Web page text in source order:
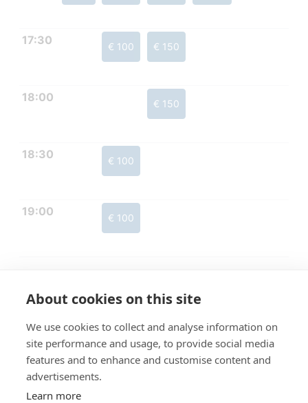
17:30 € 100 € 150
18:00 € 150
18:30 € 100
19:00 € 100
About cookies on this site
We use cookies to collect and analyse information on
site performance and usage, to provide social media
features and to enhance and customise content and
advertisements.
Learn more